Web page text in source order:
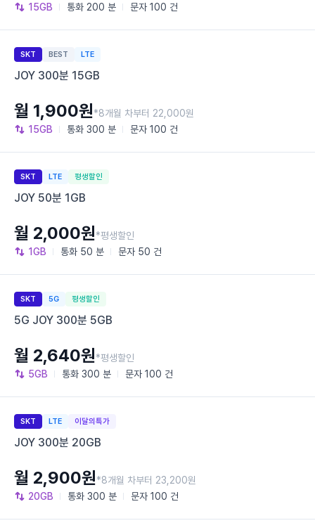
15GB 통화 200 분 문자 100 건
SKT BEST LTE
JOY 300분 15GB
15GB 통화 300 분 문자 100 건
월 1,900원*8개월 차부터 22,000원
SKT LTE 평생할인
JOY 50분 1GB
1GB 통화 50 분 문자 50 건
월 2,000원*평생할인
SKT 5G 평생할인
5G JOY 300분 5GB
5GB 통화 300 분 문자 100 건
월 2,640원*평생할인
SKT LTE 이달의특가
JOY 300분 20GB
20GB 통화 300 분 문자 100 건
월 2,900원*8개월 차부터 23,200원